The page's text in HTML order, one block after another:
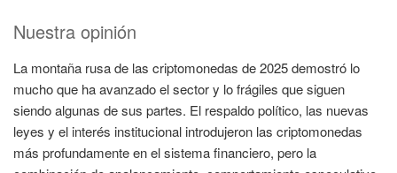
Nuestra opinión
La montaña rusa de las criptomonedas de 2025 demostró lo
mucho que ha avanzado el sector y lo frágiles que siguen
siendo algunas de sus partes. El respaldo político, las nuevas
leyes y el interés institucional introdujeron las criptomonedas
más profundamente en el sistema financiero, pero la